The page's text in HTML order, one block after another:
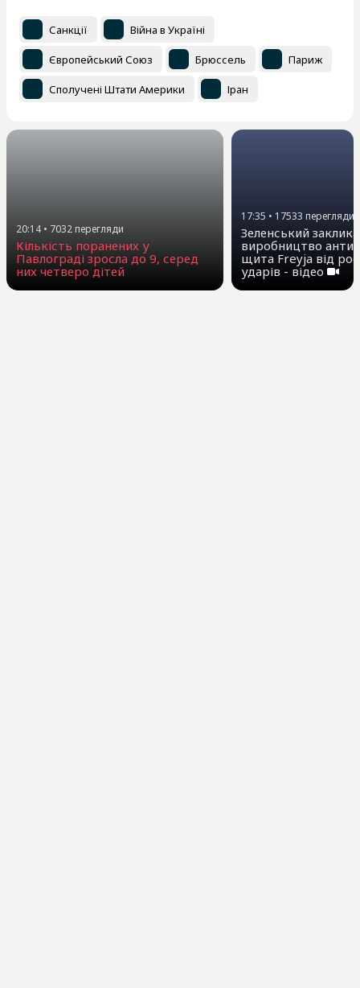
Санкції Війна в Україні
Європейський Союз Брюссель Париж
Сполучені Штати Америки Іран
20:14 • 7032 перегляди
Кількість поранених у
Павлограді зросла до 9, серед
них четверо дітей
17:35 • 17533 перегляди
Зеленський
виробництво
щита Freyja від
ударів - відео